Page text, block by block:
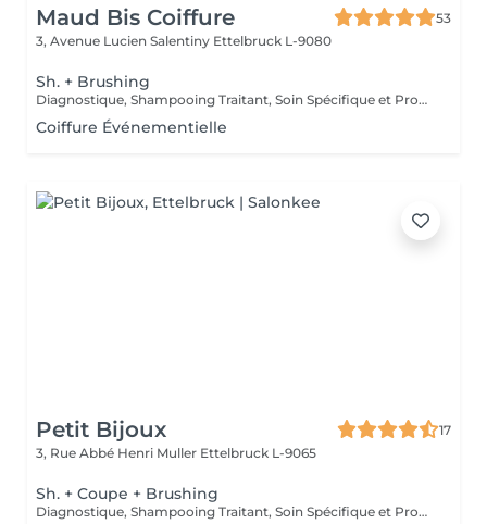
Maud Bis Coiffure
53
3, Avenue Lucien Salentiny Ettelbruck L-9080
Sh. + Brushing
Diagnostique, Shampooing Traitant, Soin Spécifique et Produits Coiffants inclus
Coiffure Événementielle
Petit Bijoux
17
3, Rue Abbé Henri Muller Ettelbruck L-9065
Sh. + Coupe + Brushing
Diagnostique, Shampooing Traitant, Soin Spécifique et Produits Coiffants inclus